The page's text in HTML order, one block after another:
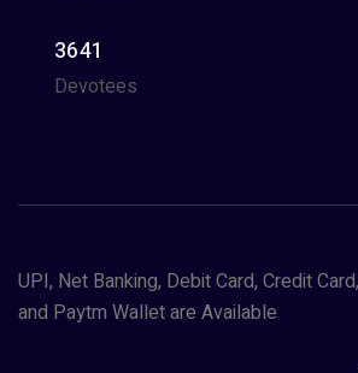
3641
Devotees
UPI, Net Banking, Debit Card, Credit
and Paytm Wallet are Available